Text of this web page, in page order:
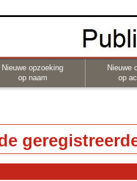
Nieuwe opzoeking
op naam
Nieuwe
op